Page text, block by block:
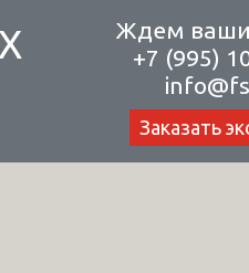
Ждем
+7 (995)
Заказать